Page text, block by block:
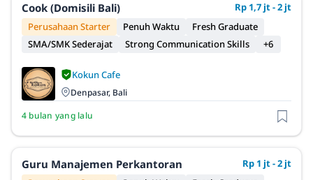
Cook (Domisili Bali)
Rp 1,7 jt - 2 jt
Perusahaan Starter
Penuh Waktu
Fresh Graduate
SMA/SMK Sederajat
Strong Communication Skills +6
Kokun Cafe
Denpasar, Bali
4 bulan yang lalu
Guru Manajemen Perkantoran
Rp 1 jt - 2 jt